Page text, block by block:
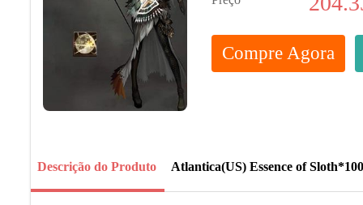
Compre Agora
Descrição do Produto Atlantica(US) Essence of